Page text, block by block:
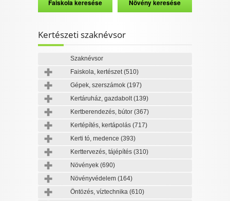
Kertészeti szaknévsor
Szaknévsor
Faiskola, kertészet(510)
Gépek, szerszámok (197)
Kertáruház, gazdabolt(139)
Kertberendezés, bútor (367)
Kertépítés, kertápolás (717)
Kerti tó, medence (393)
Kerttervezés, tájépítés (310)
Növények (690)
Növényvédelem (164)
Öntözés, víztechnika (610)